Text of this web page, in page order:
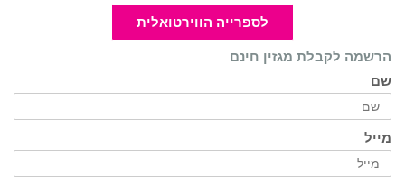
לספרייה הווירטואלית
הרשמה לקבלת מגזין חינם
שם
מייל